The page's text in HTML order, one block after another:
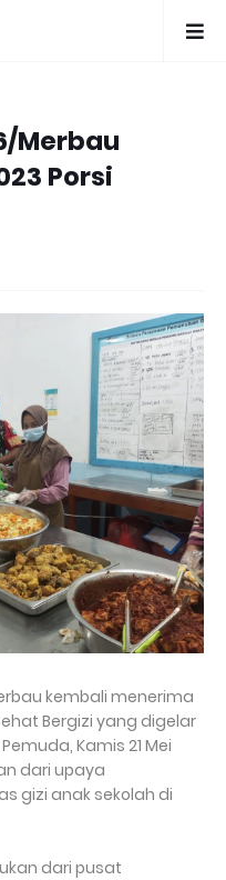
Merbau
Porsi
kembali menerima
Bergizi yang digelar
Kamis 21 Mei
dari upaya
gizi anak sekolah di
dari pusat